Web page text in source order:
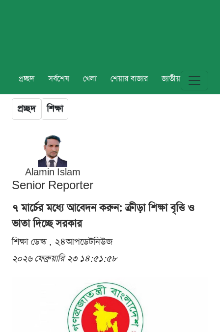
প্রচ্ছদ সর্বশেষ খেলা শেয়ার বাজার জাতীয় বিশ্ব
প্রচ্ছদ শিক্ষা
Alamin Islam
Senior Reporter
৭ মার্চের মধ্যে আবেদন করুন: ক্রীড়া শিক্ষা বৃত্তি ও
ভাতা দিচ্ছে সরকার
শিক্ষা ডেস্ক . ২৪আপডেটনিউজ
২০২৬ ফেব্রুয়ারি ২৩ ১৪:৫১:৫৮